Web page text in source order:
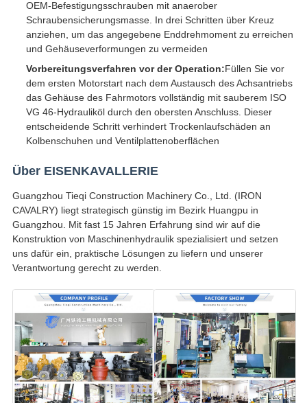
OEM-Befestigungsschrauben mit anaerober
Schraubensicherungsmasse. In drei Schritten über Kreuz
anziehen, um das angegebene Enddrehmoment zu erreichen
und Gehäuseverformungen zu vermeiden
Vorbereitungsverfahren vor der Operation:Füllen Sie vor
dem ersten Motorstart nach dem Austausch des Achsantriebs
das Gehäuse des Fahrmotors vollständig mit sauberem ISO
VG 46-Hydrauliköl durch den obersten Anschluss. Dieser
entscheidende Schritt verhindert Trockenlaufschäden an
Kolbenschuhen und Ventilplattenoberflächen
Über EISENKAVALLERIE
Guangzhou Tieqi Construction Machinery Co., Ltd. (IRON
CAVALRY) liegt strategisch günstig im Bezirk Huangpu in
Guangzhou. Mit fast 15 Jahren Erfahrung sind wir auf die
Konstruktion von Maschinenhydraulik spezialisiert und setzen
uns dafür ein, praktische Lösungen zu liefern und unserer
Verantwortung gerecht zu werden.